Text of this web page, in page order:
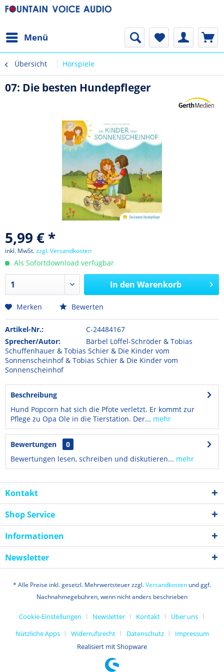
Menü
Übersicht Hörspiele
07: Die besten Hundepfleger
5,99 € *
inkl. MwSt.zzgl. Versandkosten
Als Sofortdownload verfügbar
In den Warenkorb
Merken Bewerten
Artikel-Nr.:
C-24484167
Sprecher/Autor:
Bärbel Löffel-Schröder & Tobias
Schuffenhauer & Tobias Schier & Die Kinder vom
Sonnenscheinhof & Tobias Schier & Die Kinder vom
Sonnenscheinhof
Beschreibung
Hund Popcorn hat sich die Pfote verletzt. Er kommt zur
Pflege zu Opa Ole in die Tierstation. Der... mehr
Bewertungen
0
Bewertungen lesen, schreiben und diskutieren... mehr
Kontakt
Shop Service
Informationen
Newsletter
* Alle Preise inkl. gesetzl. Mehrwertsteuer zzgl.Versandkosten und ggf.
Nachnahmegebühren, wenn nicht anders beschrieben
Cookie-Einstellungen Newsletter Kontakt
Über uns
Nützliche Apps
Widerrufsrecht Datenschutz
Impressum
Realisiert mit Shopware